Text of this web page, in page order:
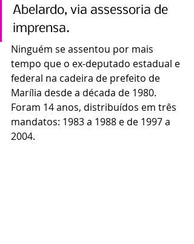
Abelardo, via assessoria de
imprensa.
Ninguém se assentou por mais
tempo que o ex-deputado estadual e
federal na cadeira de prefeito de
Marília desde a década de 1980.
Foram 14 anos, distribuídos em três
mandatos: 1983 a 1988 e de 1997 a
2004.